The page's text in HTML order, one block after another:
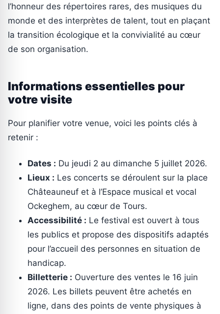
l’honneur des répertoires rares, des musiques du
monde et des interprètes de talent, tout en plaçant
la transition écologique et la convivialité au cœur
de son organisation.
Informations essentielles pour
votre visite
Pour planifier votre venue, voici les points clés à
retenir :
Dates : Du jeudi 2 au dimanche 5 juillet 2026.
Lieux : Les concerts se déroulent sur la place
Châteauneuf et à l’Espace musical et vocal
Ockeghem, au cœur de Tours.
Accessibilité : Le festival est ouvert à tous
les publics et propose des dispositifs adaptés
pour l’accueil des personnes en situation de
handicap.
Billetterie : Ouverture des ventes le 16 juin
2026. Les billets peuvent être achetés en
ligne, dans des points de vente physiques à